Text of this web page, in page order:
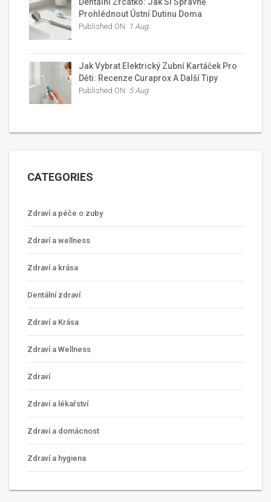
Prohlédnout Ústní Dutinu Doma
Published ON: 1 Aug
Jak Vybrat Elektrický Zubní Kartáček Pro
Děti: Recenze Curaprox A Další Tipy
Published ON: 5 Aug
CATEGORIES
Zdraví a péče o zuby
Zdraví a wellness
Zdraví a krása
Dentální zdraví
Zdraví a Krása
Zdraví a Wellness
Zdraví
Zdraví a lékařství
Zdraví a domácnost
Zdraví a hygiena